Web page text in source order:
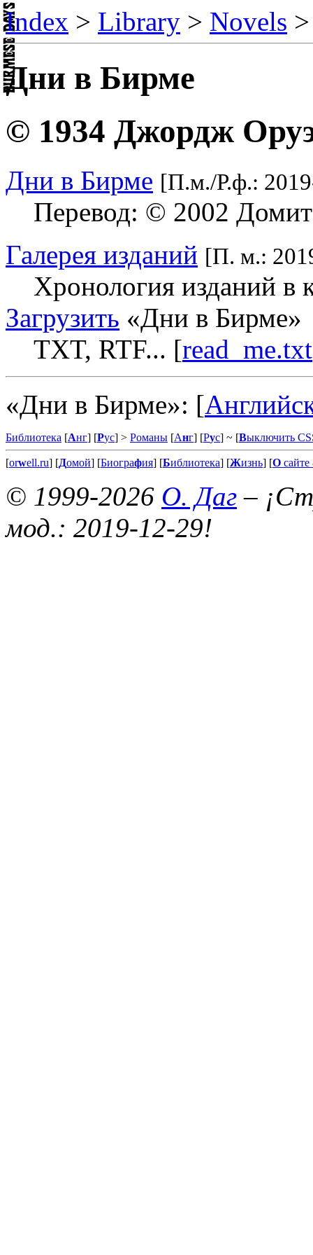
Index > Library > Novels
Дни в Бирме
© 1934 Джордж
Дни в Бирме [П.м./Р.ф.:
Перевод: © 2002
Галерея изданий [П. м.:
Хронология изданий в
Загрузить «Дни в Бирме»
TXT, RTF... [read_me.txt
«Дни в Бирме»: [
Библиотека [Анг] [Рус] > Романы [Анг] [Рус] ~ [Выключить
[orwell.ru] [Домой] [Биография] [Библиотека] [Жизнь] [О
© 1999-2026 О. Даг –
мод.: 2019-12-29!